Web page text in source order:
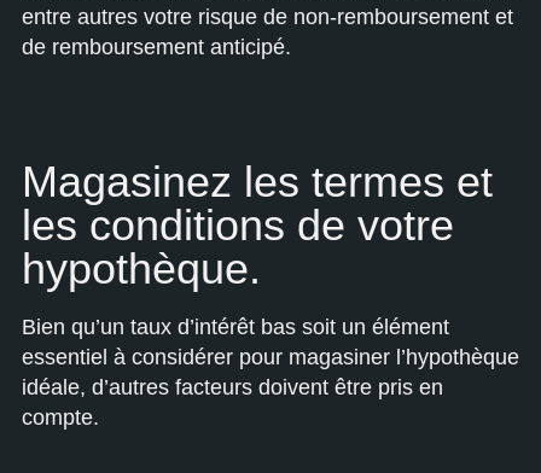
entre autres votre risque de non-remboursement et
de remboursement anticipé.
Magasinez les termes et
les conditions de votre
hypothèque.
Bien qu’un taux d’intérêt bas soit un élément
essentiel à considérer pour magasiner l’hypothèque
idéale, d’autres facteurs doivent être pris en
compte.